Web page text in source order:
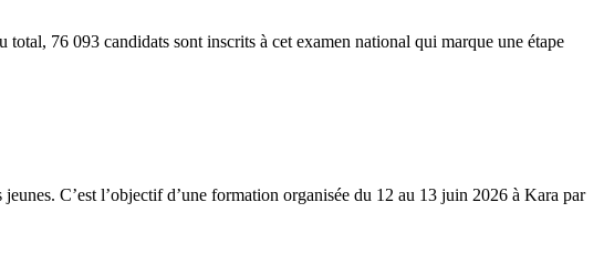
76 093 candidats sont inscrits à cet examen national qui marque une étape
C’est l’objectif d’une formation organisée du 12 au 13 juin 2026 à Kara par